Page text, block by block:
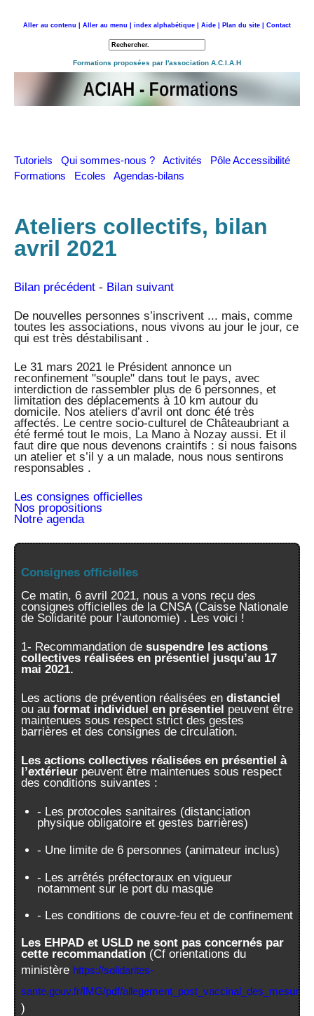
Aller au contenu | Aller au menu | index alphabétique | Aide | Plan du site | Contact
Formations proposées par l'association A.C.I.A.H
Tutoriels Qui sommes-nous ? Activités Pôle Accessibilité
Formations Ecoles Agendas-bilans
Ateliers collectifs, bilan
avril 2021
Bilan précédent - Bilan suivant
De nouvelles personnes s’inscrivent ... mais, comme
toutes les associations, nous vivons au jour le jour, ce
qui est très déstabilisant .
Le 31 mars 2021 le Président annonce un
reconfinement "souple" dans tout le pays, avec
interdiction de rassembler plus de 6 personnes, et
limitation des déplacements à 10 km autour du
domicile. Nos ateliers d’avril ont donc été très
affectés. Le centre socio-culturel de Châteaubriant a
été fermé tout le mois, La Mano à Nozay aussi. Et il
faut dire que nous devenons craintifs : si nous faisons
un atelier et s’il y a un malade, nous nous sentirons
responsables .
Les consignes officielles
Nos propositions
Notre agenda
Consignes officielles
Ce matin, 6 avril 2021, nous a vons reçu des
consignes officielles de la CNSA (Caisse Nationale
de Solidarité pour l’autonomie) . Les voici !
1- Recommandation de suspendre les actions
collectives réalisées en présentiel jusqu’au 17
mai 2021.
Les actions de prévention réalisées en distanciel
ou au format individuel en présentiel peuvent être
maintenues sous respect strict des gestes
barrières et des consignes de circulation.
Les actions collectives réalisées en présentiel à
l’extérieur peuvent être maintenues sous respect
des conditions suivantes :
- Les protocoles sanitaires (distanciation
physique obligatoire et gestes barrières)
- Une limite de 6 personnes (animateur inclus)
- Les arrêtés préfectoraux en vigueur
notamment sur le port du masque
- Les conditions de couvre-feu et de confinement
Les EHPAD et USLD ne sont pas concernés par
cette recommandation (Cf orientations du
ministère https://solidarites-
sante.gouv.fr/IMG/pdf/
)